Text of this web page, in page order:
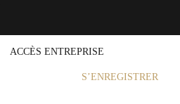
ACCÈS ENTREPRISE
S’ENREGISTRER